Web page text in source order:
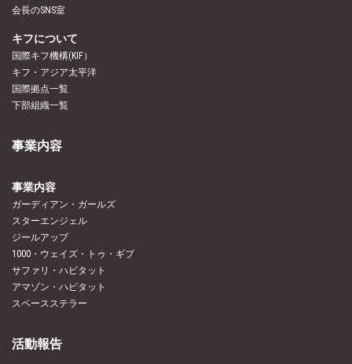
会長のSNS室
キフについて
国際キフ機構(KIF）
キフ・アジア太平洋
国際拠点一覧
下部組織一覧
事業内容
事業内容
ガーディアン・ガールズ
スターエンジェル
ジールアップ
1000・ウェイズ・トゥ・ギブ
サファリ・ハビタット
アマゾン・ハビタット
スペースステラー
活動報告